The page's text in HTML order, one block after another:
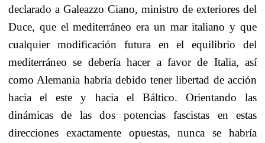
declarado a Galeazzo Ciano, ministro de exteriores del
Duce, que el mediterráneo era un mar italiano y que
cualquier modificación futura en el equilibrio del
mediterráneo se debería hacer a favor de Italia, así
como Alemania habría debido tener libertad de acción
hacia el este y hacia el Báltico. Orientando las
dinámicas de las dos potencias fascistas en estas
direcciones exactamente opuestas, nunca se habría